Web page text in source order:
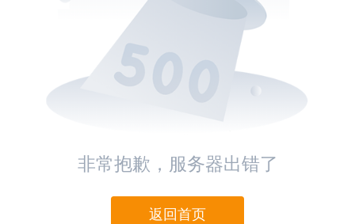
非常抱歉，服务器出错了
返回首页